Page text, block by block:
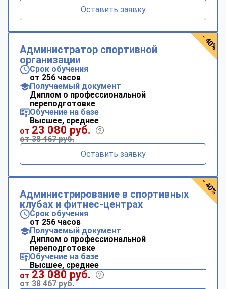
Оставить заявку
Администратор спортивной
организации
Срок обучения
от 256 часов
Получаемый документ
Диплом о профессиональной
переподготовке
Обучение на базе
Высшее, среднее
от 23 080 руб.
от 38 467 руб.
Оставить заявку
- 40%
Администрирование в спортивных
клубах и фитнес-центрах
Срок обучения
от 256 часов
Получаемый документ
Диплом о профессиональной
переподготовке
Обучение на базе
Высшее, среднее
от 23 080 руб.
от 38 467 руб.
- 40%